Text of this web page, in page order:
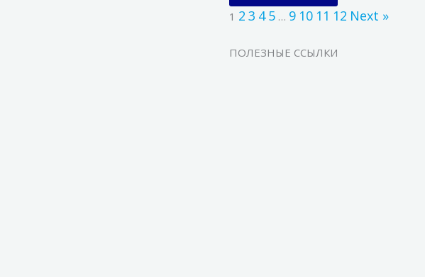
1 2 3 4 5 … 9 10 11 12 Next »
ПОЛЕЗНЫЕ ССЫЛКИ